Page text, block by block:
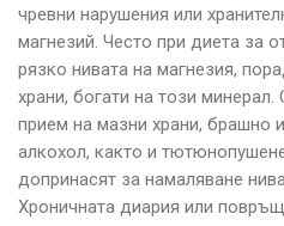
чревни нарушения или
магнезий. Често при диета за
рязко нивата на магнезия,
храни, богати на този
прием на мазни храни, брашно
алкохол, както и
допринасят за намаляване
Хроничната диария или